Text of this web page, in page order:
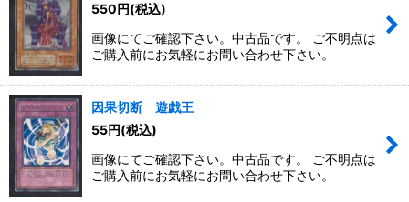
550円(税込)
画像にてご確認下さい。中古品です。 ご不明点は
ご購入前にお気軽にお問い合わせ下さい。
因果切断 遊戯王
55円(税込)
画像にてご確認下さい。中古品です。 ご不明点は
ご購入前にお気軽にお問い合わせ下さい。